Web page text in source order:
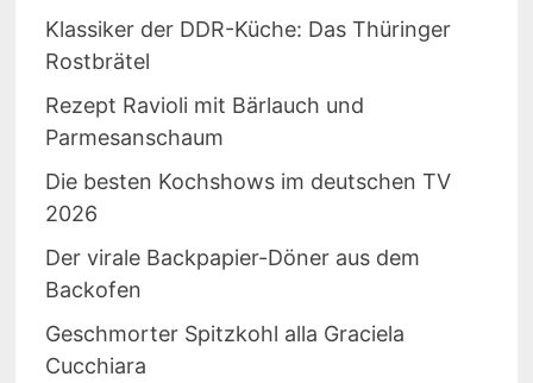
Klassiker der DDR-Küche: Das Thüringer
Rostbrätel
Rezept Ravioli mit Bärlauch und
Parmesanschaum
Die besten Kochshows im deutschen TV
2026
Der virale Backpapier-Döner aus dem
Backofen
Geschmorter Spitzkohl alla Graciela
Cucchiara